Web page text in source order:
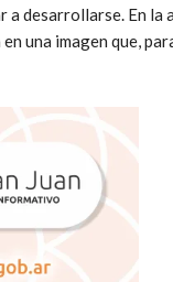
a desarrollarse. En
una imagen que,